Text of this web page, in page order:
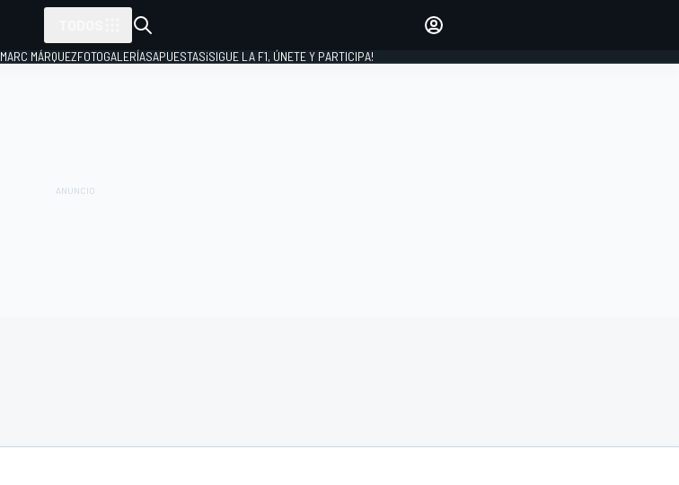
MARC MÁRQUEZFOTOGALERÍASAPUESTAS¡SIGUE LA F1, ÚNETE Y PARTICIPA!